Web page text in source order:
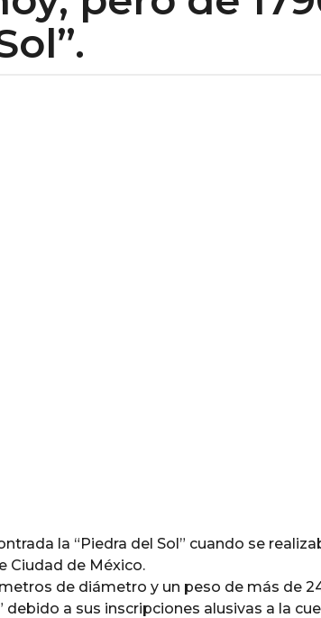
la “Piedra del Sol” cuando se
Ciudad de México.
de diámetro y un peso de más de
a sus inscripciones alusivas a la